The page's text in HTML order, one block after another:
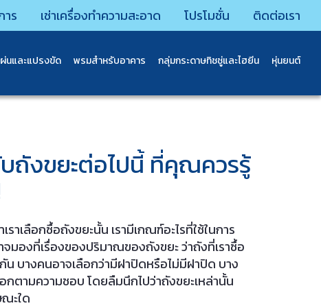
าร เช่าเครื่องทำความสะอาด โปรโมชั่น ติดต่อเรา
นและแปรงขัด พรมสําหรับอาคาร กลุ่มกระดาษทิชชู่และไฮยีน หุ่นยนต์
บถังขยะต่อไปนี้ ที่คุณควรรู้
ราเลือกซื้อถังขยะนั้น เรามีเกณฑ์อะไรที่ใช้ในการ
มองที่เรื่องของปริมาณของถังขยะ ว่าถังที่เราซื้อ
น บางคนอาจเลือกว่ามีฝาปิดหรือไม่มีฝาปิด บาง
กตามความชอบ โดยลืมนึกไปว่าถังขยะเหล่านั้น
ณะใด